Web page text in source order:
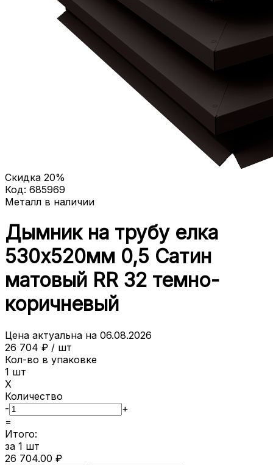
Скидка 20%
Код: 685969
Металл в наличии
Дымник на трубу елка
530х520мм 0,5 Сатин
матовый RR 32 темно-
коричневый
Цена актуальна на 06.08.2026
26 704 ₽ / шт
Кол-во в упаковке
1 шт
X
Количество
-
+
=
Итого:
за 1 шт
26 704.00 ₽